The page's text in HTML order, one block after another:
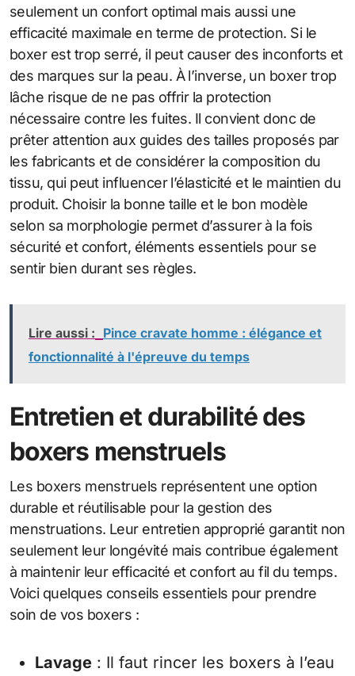
seulement un confort optimal mais aussi une
efficacité maximale en terme de protection. Si le
boxer est trop serré, il peut causer des inconforts et
des marques sur la peau. À l’inverse, un boxer trop
lâche risque de ne pas offrir la protection
nécessaire contre les fuites. Il convient donc de
prêter attention aux guides des tailles proposés par
les fabricants et de considérer la composition du
tissu, qui peut influencer l’élasticité et le maintien du
produit. Choisir la bonne taille et le bon modèle
selon sa morphologie permet d’assurer à la fois
sécurité et confort, éléments essentiels pour se
sentir bien durant ses règles.
Lire aussi : Pince cravate homme : élégance et
fonctionnalité à l'épreuve du temps
Entretien et durabilité des
boxers menstruels
Les boxers menstruels représentent une option
durable et réutilisable pour la gestion des
menstruations. Leur entretien approprié garantit non
seulement leur longévité mais contribue également
à maintenir leur efficacité et confort au fil du temps.
Voici quelques conseils essentiels pour prendre
soin de vos boxers :
Lavage : Il faut rincer les boxers à l’eau